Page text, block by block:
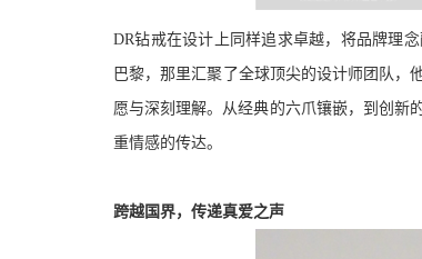
DR钻戒在设计上同样追求卓越，将品牌理
巴黎，那里汇聚了全球顶尖的设计师团队，
愿与深刻理解。从经典的六爪镶嵌，到创新
重情感的传达。
跨越国界，传递真爱之声